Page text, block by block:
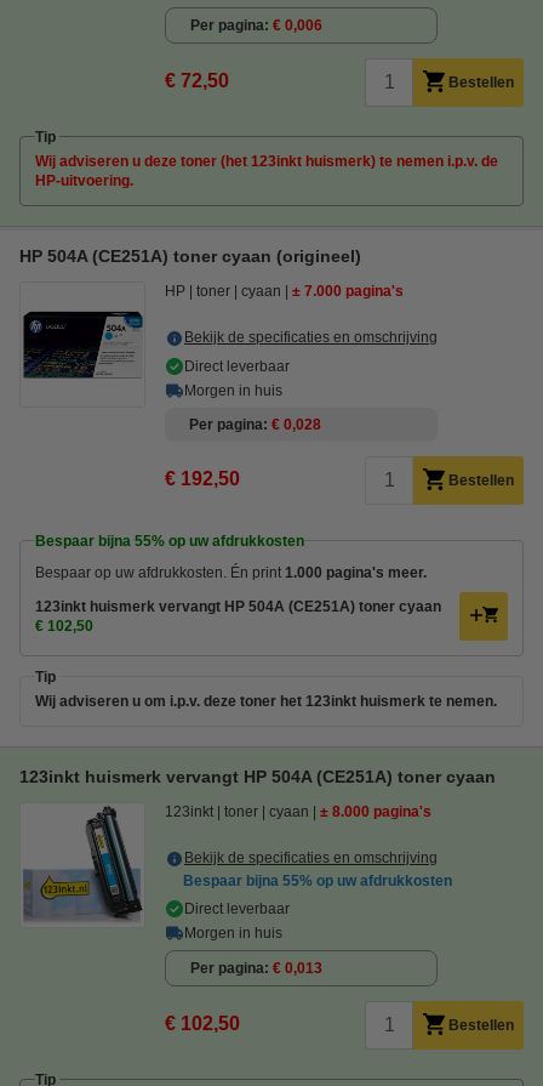
Per pagina € 0,006
€ 72,50 Bestellen
Tip
Wij adviseren u deze toner (het 123inkt huismerk) te nemen i.p.v. de
HP-uitvoering.
HP 504A (CE251A) toner cyaan (origineel)
HP toner cyaan ± 7.000 pagina's
Bekijk de specificaties en omschrijving
Direct leverbaar
Morgen in huis
Per pagina € 0,028
€ 192,50 Bestellen
Bespaar bijna 55% op uw afdrukkosten
Bespaar op uw afdrukkosten. Én print 1.000 pagina's meer.
123inkt huismerk vervangt HP 504A (CE251A) toner cyaan
€ 102,50
Tip
Wij adviseren u om i.p.v. deze toner het 123inkt huismerk te nemen.
123inkt huismerk vervangt HP 504A (CE251A) toner cyaan
123inkt toner cyaan ± 8.000 pagina's
Bekijk de specificaties en omschrijving
Bespaar bijna 55% op uw afdrukkosten
Direct leverbaar
Morgen in huis
Per pagina € 0,013
€ 102,50 Bestellen
Tip